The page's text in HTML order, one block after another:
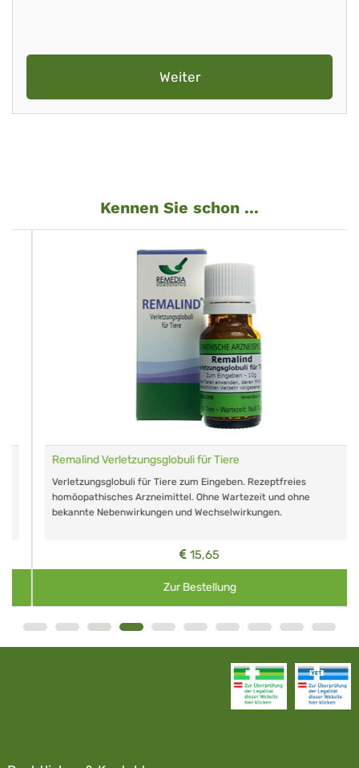
Weiter
Kennen Sie schon ...
Remalind Verletzungsglobuli für Tiere
Verletzungsglobuli für Tiere zum Eingeben. Rezeptfreies
homöopathisches Arzneimittel. Ohne Wartezeit und ohne
bekannte Nebenwirkungen und Wechselwirkungen.
15,65
Zur Bestellung